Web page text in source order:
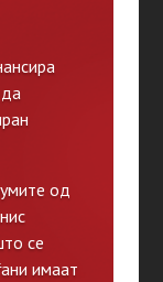
од
се
имаат